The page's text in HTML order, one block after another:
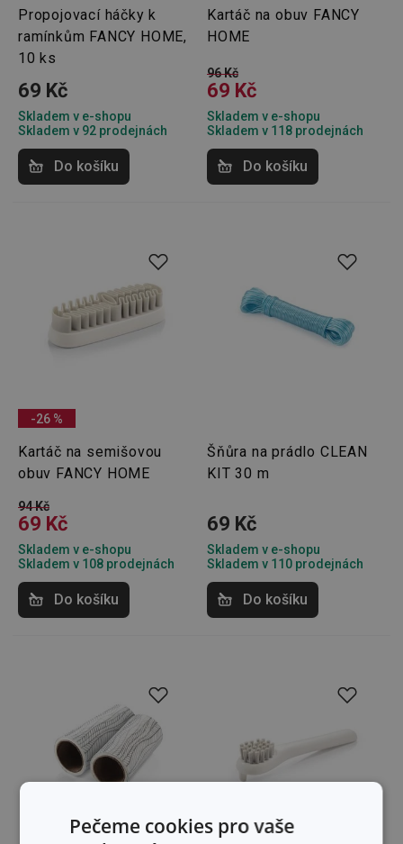
Propojovací háčky k
ramínkům FANCY HOME,
10 ks
69 Kč
Skladem v e-shopu
Skladem v 92 prodejnách
Do košíku
Kartáč na obuv FANCY
HOME
96 Kč
69 Kč
Skladem v e-shopu
Skladem v 118 prodejnách
Do košíku
-26 %
Kartáč na semišovou
obuv FANCY HOME
94 Kč
69 Kč
Skladem v e-shopu
Skladem v 108 prodejnách
Do košíku
Šňůra na prádlo CLEAN
KIT 30 m
69 Kč
Skladem v e-shopu
Skladem v 110 prodejnách
Do košíku
Pečeme cookies pro vaše